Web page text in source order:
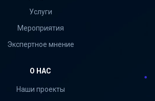
Услуги
Мероприятия
Экспертное мнение
О НАС
Наши проекты